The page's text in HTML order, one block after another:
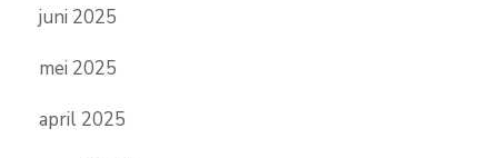
juni 2025
mei 2025
april 2025